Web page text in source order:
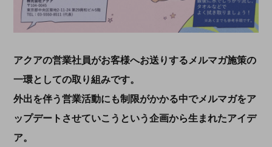
アクアの営業社員がお客様へお送りするメルマガ施策の
一環としての取り組みです。
外出を伴う営業活動にも制限がかかる中でメルマガをア
ップデートさせていこうという企画から生まれたアイデ
ア。